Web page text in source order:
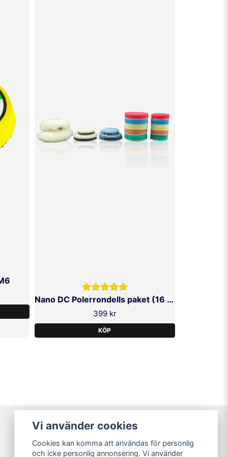
Nano DC Polerrondells paket (16 pack)
399 kr
KÖP
Varumärken
Köpvillkor
Vi använder cookies
Cookies kan komma att användas för personlig
och icke personlig annonsering. Vi använder